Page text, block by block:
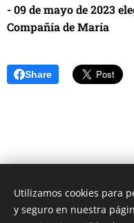
- 09 de mayo de 2023
Compañía de María
Share
Unione Superiori Generali
Utilizamos cookies para
y seguro en nuestra